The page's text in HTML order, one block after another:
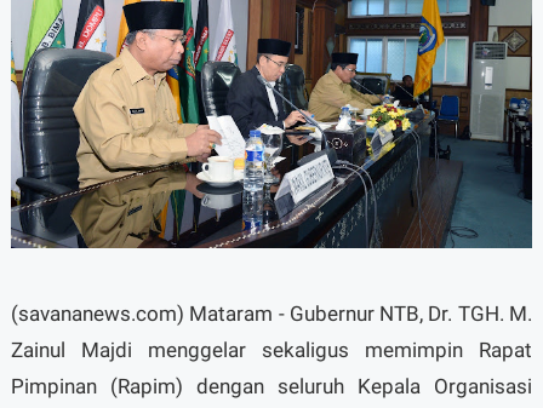
(savananews.com) Mataram - Gubernur NTB, Dr. TGH. M.
Zainul Majdi menggelar sekaligus memimpin Rapat
Pimpinan (Rapim) dengan seluruh Kepala Organisasi